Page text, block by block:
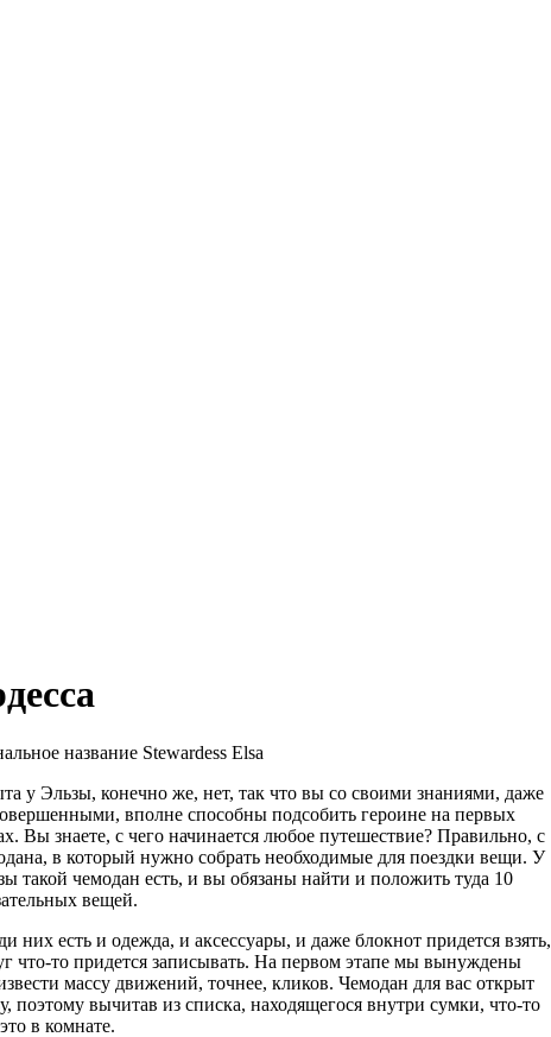
название Stewardess Elsa
у Эльзы, конечно же, нет, так что вы со своими знаниями, даже
вполне способны подсобить героине на первых
Вы знаете, с чего начинается любое путешествие? Правильно, с
в который нужно собрать необходимые для поездки вещи. У
такой чемодан есть, и вы обязаны найти и положить туда 10
вещей.
них есть и одежда, и аксессуары, и даже блокнот придется взять,
что-то придется записывать. На первом этапе мы вынуждены
массу движений, точнее, кликов. Чемодан для вас открыт
поэтому вычитав из списка, находящегося внутри сумки, что-то
в комнате.